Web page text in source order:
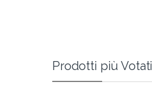
Prodotti più Votati